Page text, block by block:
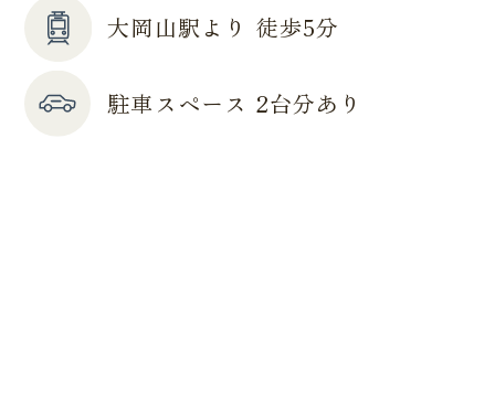
大岡山駅より 徒歩5分
駐車スペース 2台分あり